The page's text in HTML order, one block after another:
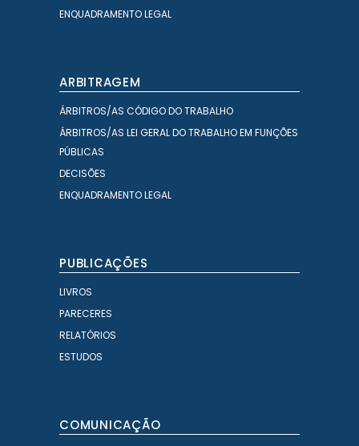
ENQUADRAMENTO LEGAL
ARBITRAGEM
ÁRBITROS/AS CÓDIGO DO TRABALHO
ÁRBITROS/AS LEI GERAL DO TRABALHO EM FUNÇÕES
PÚBLICAS
DECISÕES
ENQUADRAMENTO LEGAL
PUBLICAÇÕES
LIVROS
PARECERES
RELATÓRIOS
ESTUDOS
COMUNICAÇÃO